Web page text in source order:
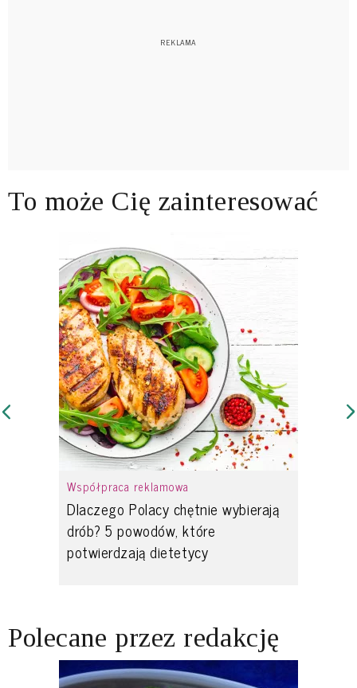
To może Cię zainteresować
Współpraca reklamowa
Dlaczego Polacy chętnie wybierają
drób? 5 powodów, które
potwierdzają dietetycy
Polecane przez redakcję